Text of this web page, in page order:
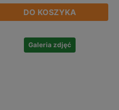
DO KOSZYKA
Galeria zdjęć